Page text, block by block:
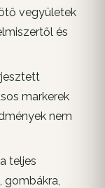
vegyületek
és
markerek
nem
teljes
gombákra,